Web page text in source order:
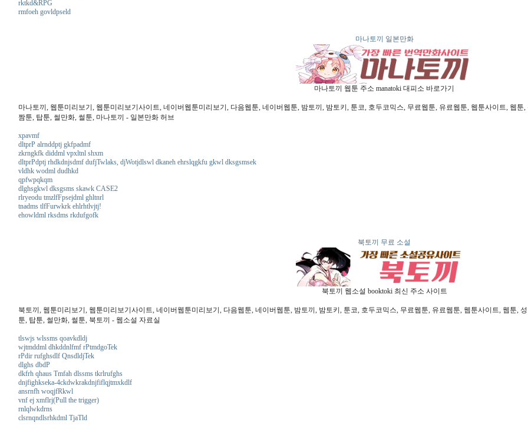
rktkd&RPG
rmfoeh govldpseld
마나토끼 일본만화
마나토끼 웹툰 주소 manatoki 대피소 바로가기
마나토끼, 웹툰미리보기, 웹툰미리보기사이트, 네이버웹툰미리보기, 다음웹툰, 네이버웹툰, 밤토끼, 밤토키, 툰코, 호두코믹스, 무료웹툰, 유료웹툰, 웹툰사이트, 웹
짬툰, 탑툰, 썰만화, 썰툰, 마나토끼 - 일본만화 허브
xpavmf
dltprP alrnddptj gkfpadmf
zkrngkfk diddml vpxltnl shxm
dltprPdptj rhdkdnjsdmf dufjTwlaks, djWotjdlswl dkaneh ehrslqgkfu gkwl dksgsmsek
vldhk wodml dudhkd
qpfwpqkqm
dlghsgkwl dksgsms skawk CASE2
rlryeodu tmzlfFpsejdml ghltnrl
tnadms tlfFurwkrk ehlrhtlvjtj!
ehowldml rksdms rkdufgofk
북토끼 무료 소설
북토끼 웹소설 booktoki 최신 주소 사이트
북토끼, 웹툰미리보기, 웹툰미리보기사이트, 네이버웹툰미리보기, 다음웹툰, 네이버웹툰, 밤토끼, 밤토키, 툰코, 호두코믹스, 무료웹툰, 유료웹툰, 웹툰사이트, 웹툰,
툰, 탑툰, 썰만화, 썰툰, 북토끼 - 웹소설 자료실
tlswjs wlssms qoavkdldj
wjtmddml dhkddnlfmf rPtmdgoTek
rPdir rufghsdlf QnsdldjTek
dlghs dbdP
dkfrh qhaus Tmfah dlssms tkrlrufghs
dnjfighkseka-4ckdwkrakdnjfiflqjtmxkdlf
ansrnfh woqjfRkwl
vnf ej xmflrj(Pull the trigger)
rnlqlwkdrns
clsrnqndlsrhkdml TjaTld